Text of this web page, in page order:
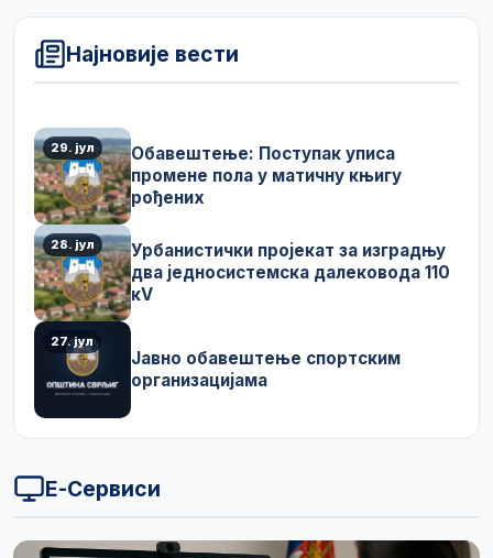
Најновије вести
29. јул
Обавештење: Поступак уписа
промене пола у матичну књигу
рођених
28. јул
Урбанистички пројекат за изградњу
два једносистемска далековода 110
кV
27. јул
Јавно обавештење спортским
организацијама
Е-Сервиси